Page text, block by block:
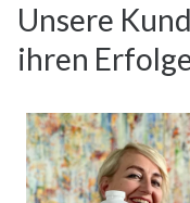
Unsere
ihren